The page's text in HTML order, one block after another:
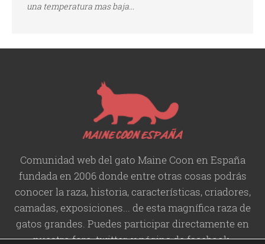
una temperatura mas baja...
Comunidad web del gato Maine Coon en España
fundada en 2006 donde entre otras cosas podrás
conocer la raza, historia,características, criadores,
camadas, exposiciones... de esta magnífica raza de
gatos grandes. Puedes participar directamente en
nuestro foro, twitter, y página de facebook.